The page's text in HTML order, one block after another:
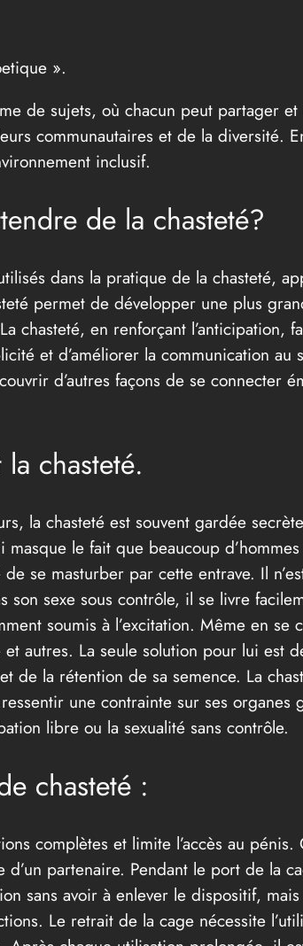
».
de sujets, où chacun peut partager
communautaires et de la diversité.
inclusif.
de la chasteté?
dans la pratique de la chasteté,
permet de développer une plus
chasteté, en renforçant l’anticipation,
et d’améliorer la communication
d’autres façons de se connecter
chasteté.
la chasteté est souvent gardée
le fait que beaucoup
se masturber par cette entrave. Il
son sexe sous contrôle, il se livre
soumis à l’excitation. Même en
autres. La seule solution pour lui est
la rétention de sa semence. La
une contrainte sur ses organes
libre ou la sexualité sans contrôle.
chasteté :
complètes et limite l’accès au
partenaire. Pendant le port de la
sans avoir à enlever le dispositif,
Le retrait de la cage nécessite